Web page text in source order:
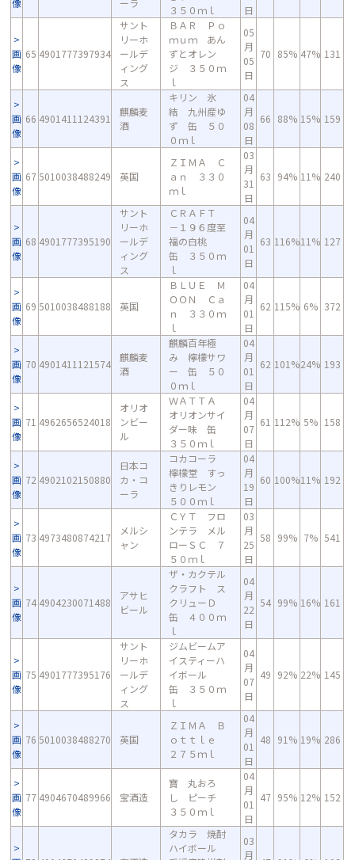
像 ーラ
３５０ｍｌ
日
画
像
65 4901777397934
サント
リーホ
ールデ
ィング
ス
ＢＡＲ Ｐｏ
ｍｕｍ あん
ずとオレン
ジ ３５０ｍ
ｌ
05
月
05
日
70 85% 47% 131
画
像
66 4901411124391
麒麟麦
酒
キリン 氷
結 九州産ゆ
ず 缶 ５０
０ｍｌ
04
月
08
日
66 88% 15% 159
画
像
67 5010038488249 英国
ＺＩＭＡ Ｃ
ａｎ ３３０
ｍｌ
03
月
31
日
63 94% 11% 240
画
像
68 4901777395190
サント
リーホ
ールデ
ィング
ス
ＣＲＡＦＴ
－１９６度至
福の白桃
缶 ３５０ｍ
ｌ
04
月
01
日
63 116%11% 127
画
像
69 5010038488188 英国
ＢＬＵＥ Ｍ
ＯＯＮ Ｃａ
ｎ ３３０ｍ
ｌ
04
月
01
日
62 115% 6% 372
画
像
70 4901411121574
麒麟麦
酒
麒麟百年極
み 檸檬サワ
ー 缶 ５０
０ｍｌ
04
月
01
日
62 101%24% 193
画
像
71 4962656524018
オリオ
ンビー
ル
ＷＡＴＴＡ
オリオンサイ
ダー味 缶
３５０ｍｌ
04
月
07
日
61 112% 5% 158
画
像
72 4902102150880
日本コ
カ・コ
ーラ
コカコーラ
檸檬堂 すっ
きりレモン
５００ｍｌ
04
月
19
日
60 100%11% 192
画
像
73 4973480874217
メルシ
ャン
ＣＹＴ フロ
ンテラ メル
ローＳＣ ７
５０ｍｌ
03
月
25
日
58 99% 7% 541
画
像
74 4904230071488
アサヒ
ビール
ザ・カクテル
クラフト ス
クリューＤ
缶 ４００ｍ
ｌ
04
月
22
日
54 99% 16% 161
画
像
75 4901777395176
サント
リーホ
ールデ
ィング
ス
ジムビームア
イスティーハ
イボール
缶 ３５０ｍ
ｌ
04
月
07
日
49 92% 22% 145
画
像
76 5010038488270 英国
ＺＩＭＡ Ｂ
ｏｔｔｌｅ
２７５ｍｌ
04
月
01
日
48 91% 19% 286
画
像
77 4904670489966 宝酒造
寶 丸おろ
し ピーチ
３５０ｍｌ
04
月
01
日
47 95% 12% 152
タカラ 焼酎
ハイボール
03
月